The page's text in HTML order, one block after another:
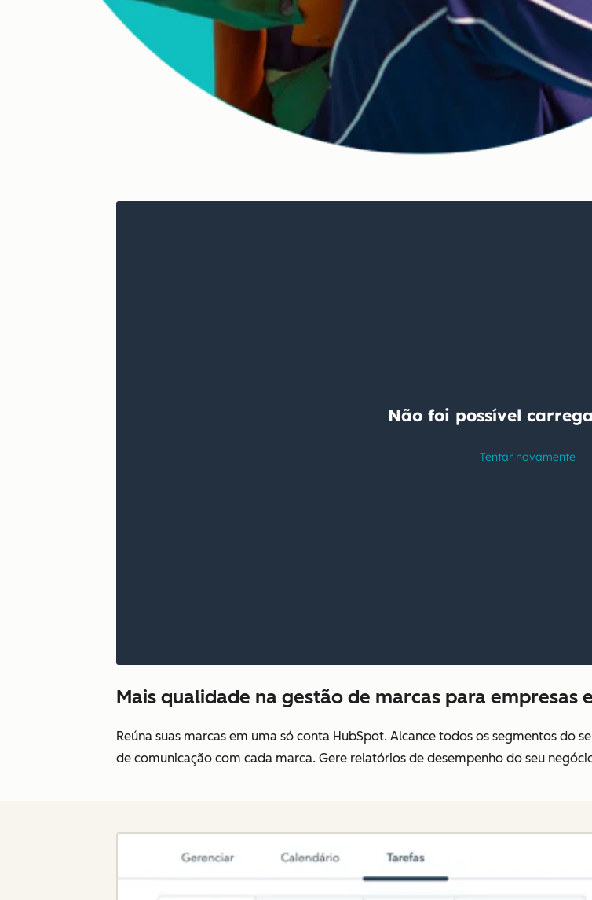
Mais qualidade na gestão de marcas para empresas
Reúna suas marcas em uma só conta HubSpot. Alcance todos os segmentos do
de comunicação com cada marca. Gere relatórios de desempenho do seu